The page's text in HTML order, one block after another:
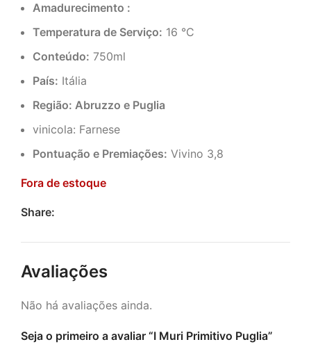
Amadurecimento :
Temperatura de Serviço: 16 °C
Conteúdo: 750ml
País: Itália
Região: Abruzzo e Puglia
vinicola: Farnese
Pontuação e Premiações: Vivino 3,8
Fora de estoque
Share:
Avaliações
Não há avaliações ainda.
Seja o primeiro a avaliar “I Muri Primitivo Puglia”